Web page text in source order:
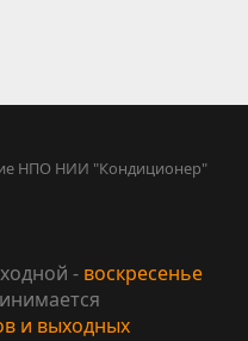
НПО НИИ "Кондиционер"
- воскресенье
и выходных